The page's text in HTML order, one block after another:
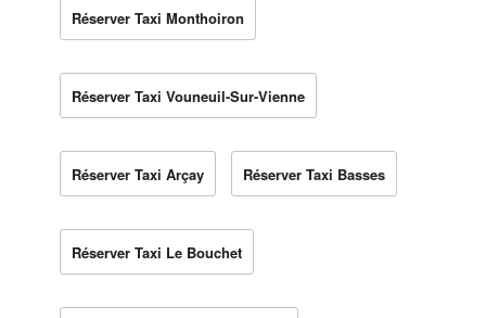
Réserver Taxi Monthoiron
Réserver Taxi Vouneuil-Sur-Vienne
Réserver Taxi Arçay Réserver Taxi Basses
Réserver Taxi Le Bouchet